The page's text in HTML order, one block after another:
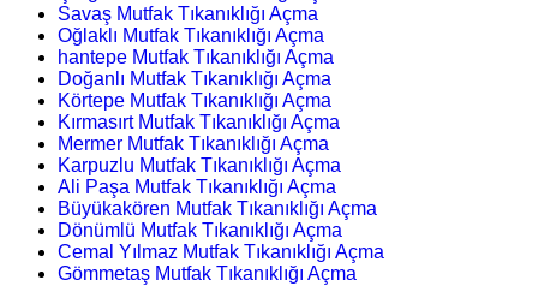
Savaş Mutfak Tıkanıklığı Açma
Oğlaklı Mutfak Tıkanıklığı Açma
hantepe Mutfak Tıkanıklığı Açma
Doğanlı Mutfak Tıkanıklığı Açma
Körtepe Mutfak Tıkanıklığı Açma
Kırmasırt Mutfak Tıkanıklığı Açma
Mermer Mutfak Tıkanıklığı Açma
Karpuzlu Mutfak Tıkanıklığı Açma
Ali Paşa Mutfak Tıkanıklığı Açma
Büyükakören Mutfak Tıkanıklığı Açma
Dönümlü Mutfak Tıkanıklığı Açma
Cemal Yılmaz Mutfak Tıkanıklığı Açma
Gömmetaş Mutfak Tıkanıklığı Açma